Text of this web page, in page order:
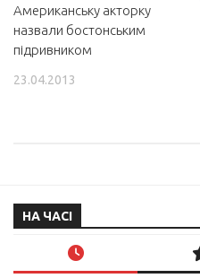
Американську акторку
назвали бостонським
підривником
23.04.2013
НА ЧАСІ